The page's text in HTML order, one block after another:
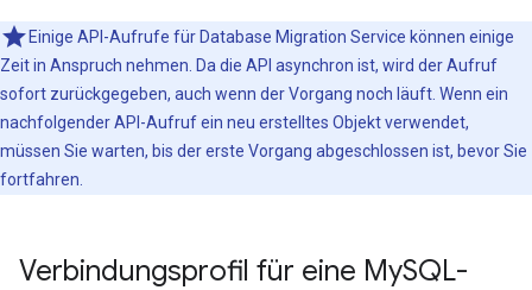
Einige API-Aufrufe für Database Migration Service können einige
Zeit in Anspruch nehmen. Da die API asynchron ist, wird der Aufruf
sofort zurückgegeben, auch wenn der Vorgang noch läuft. Wenn ein
nachfolgender API-Aufruf ein neu erstelltes Objekt verwendet,
müssen Sie warten, bis der erste Vorgang abgeschlossen ist, bevor Sie
fortfahren.
Verbindungsprofil für eine MySQL-